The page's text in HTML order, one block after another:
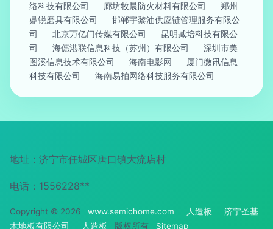
络科技有限公司
廊坊牧晨防火材料有限公司
郑州
鼎锐磨具有限公司
邯郸宇黎油供应链管理服务有限公
司
北京万亿门传媒有限公司
昆明臧培科技有限公
司
海僡港联信息科技（苏州）有限公司
深圳市美
图溪信息技术有限公司
海南电影网
厦门微讯信息
科技有限公司
海南易拍网络科技服务有限公司
地址：济宁市任城区唐口镇大流店村
电话：1556228**
Copyright © 2026 www.semichome.com 人造板
济宁圣基
木地板有限公司
人造板 版权所有 Sitemap